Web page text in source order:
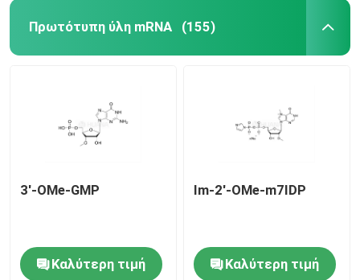
Πρωτότυπη ύλη mRNA (155)
3'-OMe-GMP
Καλύτερη τιμή
Im-2'-OMe-m7IDP
Καλύτερη τιμή